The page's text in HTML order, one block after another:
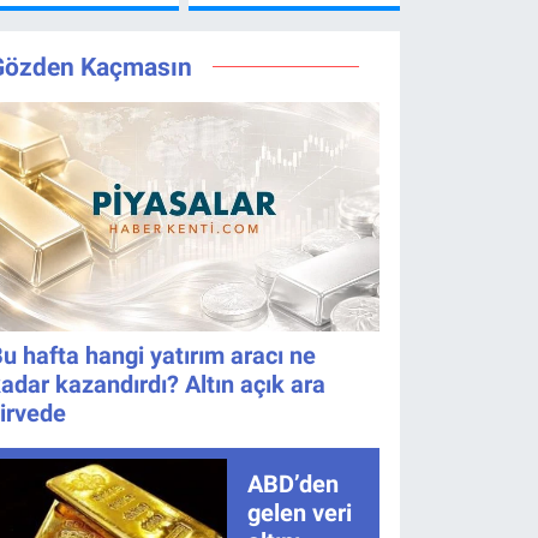
İzlenir?
Ne Zaman?
Değişti, Yeni
Tarih Belli
Oldu!
8. bölüm
Kaçmasın
hafta hangi yatırım aracı ne
kazandırdı? Altın açık ara
ABD’den
gelen veri